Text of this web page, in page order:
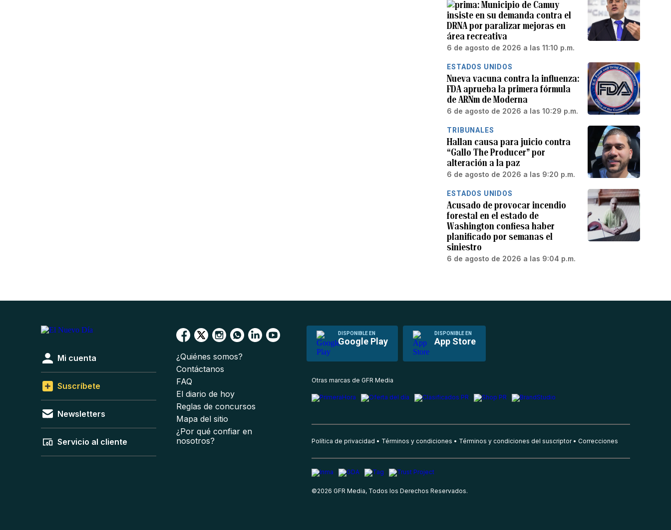
Municipio de Camuy
insiste en su demanda contra el
DRNA por paralizar mejoras en
área recreativa
6 de agosto de 2026 a las 11:10 p.m.
ESTADOS UNIDOS
Nueva vacuna contra la influenza:
FDA aprueba la primera fórmula
de ARNm de Moderna
6 de agosto de 2026 a las 10:29 p.m.
TRIBUNALES
Hallan causa para juicio contra
“Gallo The Producer” por
alteración a la paz
6 de agosto de 2026 a las 9:20 p.m.
ESTADOS UNIDOS
Acusado de provocar incendio
forestal en el estado de
Washington confiesa haber
planificado por semanas el
siniestro
6 de agosto de 2026 a las 9:04 p.m.
DISPONIBLE EN
Google Play
DISPONIBLE EN
App Store
Mi cuenta
Suscríbete
Newsletters
Servicio al cliente
¿Quiénes somos?
Contáctanos
FAQ
El diario de hoy
Reglas de concursos
Mapa del sitio
¿Por qué confiar en
nosotros?
Otras marcas de GFR Media
Política de privacidad Términos y condiciones Términos y condiciones del suscriptor Correcciones
©2026 GFR Media, Todos los Derechos Reservados.